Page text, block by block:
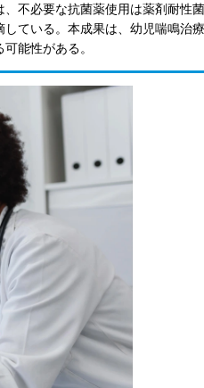
不必要な抗菌薬使用は薬剤耐性
ている。本成果は、幼児喘鳴治
能性がある。